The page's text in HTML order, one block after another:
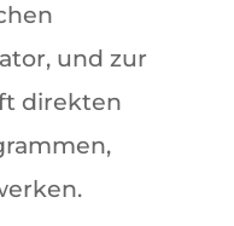
und zur
direkten